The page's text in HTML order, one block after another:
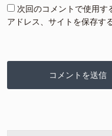
次回のコメントで使用す
アドレス、サイトを保存する